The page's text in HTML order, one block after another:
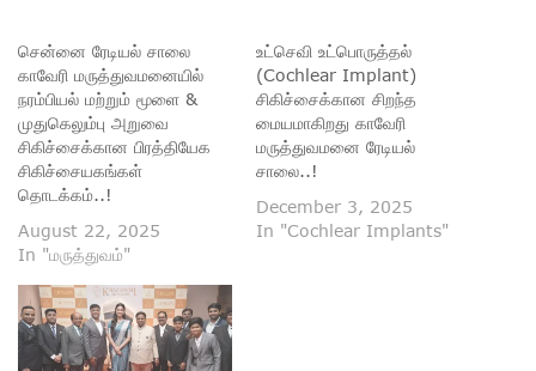
சென்னை ரேடியல் சாலை
காவேரி மருத்துவமனையில்
நரம்பியல் மற்றும் மூளை &
முதுகெலும்பு அறுவை
சிகிச்சைக்கான பிரத்தியேக
சிகிச்சையகங்கள்
தொடக்கம்..!
August 22, 2025
In "மருத்துவம்"
உட்செவி உட்பொருத்தல்
(Cochlear Implant)
சிகிச்சைக்கான சிறந்த
மையமாகிறது காவேரி
மருத்துவமனை ரேடியல்
சாலை..!
December 3, 2025
In "Cochlear Implants"